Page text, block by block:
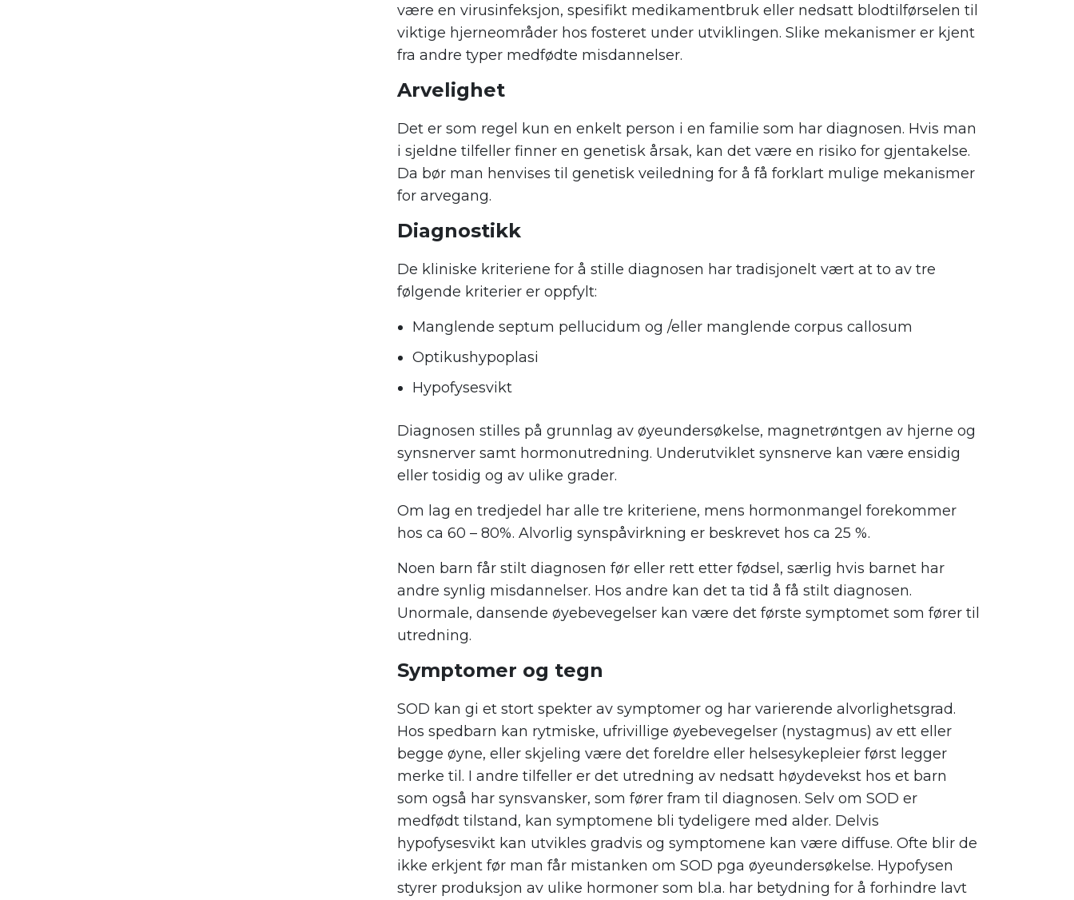
være en virusinfeksjon, spesifikt medikamentbruk eller nedsatt blodtilførselen til
viktige hjerneområder hos fosteret under utviklingen. Slike mekanismer er kjent
fra andre typer medfødte misdannelser.
Arvelighet
Det er som regel kun en enkelt person i en familie som har diagnosen. Hvis man
i sjeldne tilfeller finner en genetisk årsak, kan det være en risiko for gjentakelse.
Da bør man henvises til genetisk veiledning for å få forklart mulige mekanismer
for arvegang.
Diagnostikk
De kliniske kriteriene for å stille diagnosen har tradisjonelt vært at to av tre
følgende kriterier er oppfylt:
Manglende septum pellucidum og /eller manglende corpus callosum
Optikushypoplasi
Hypofysesvikt
Diagnosen stilles på grunnlag av øyeundersøkelse, magnetrøntgen av hjerne og
synsnerver samt hormonutredning. Underutviklet synsnerve kan være ensidig
eller tosidig og av ulike grader.
Om lag en tredjedel har alle tre kriteriene, mens hormonmangel forekommer
hos ca 60 – 80%. Alvorlig synspåvirkning er beskrevet hos ca 25 %.
Noen barn får stilt diagnosen før eller rett etter fødsel, særlig hvis barnet har
andre synlig misdannelser. Hos andre kan det ta tid å få stilt diagnosen.
Unormale, dansende øyebevegelser kan være det første symptomet som fører til
utredning.
Symptomer og tegn
SOD kan gi et stort spekter av symptomer og har varierende alvorlighetsgrad.
Hos spedbarn kan rytmiske, ufrivillige øyebevegelser (nystagmus) av ett eller
begge øyne, eller skjeling være det foreldre eller helsesykepleier først legger
merke til. I andre tilfeller er det utredning av nedsatt høydevekst hos et barn
som også har synsvansker, som fører fram til diagnosen. Selv om SOD er
medfødt tilstand, kan symptomene bli tydeligere med alder. Delvis
hypofysesvikt kan utvikles gradvis og symptomene kan være diffuse. Ofte blir de
ikke erkjent før man får mistanken om SOD pga øyeundersøkelse. Hypofysen
styrer produksjon av ulike hormoner som bl.a. har betydning for å forhindre lavt